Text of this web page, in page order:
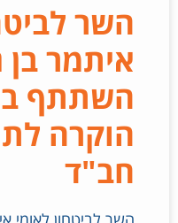
השר
איתמר בן
השתתף
הוקרה
חב"ד